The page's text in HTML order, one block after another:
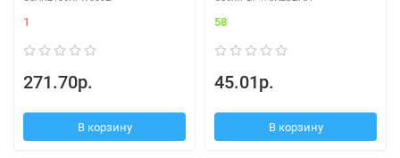
1
271.70р.
В корзину
58
45.01р.
В корзину